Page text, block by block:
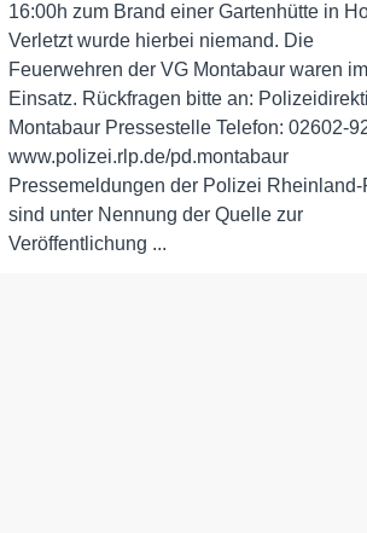
16:00h zum Brand einer Gartenhütte in
Verletzt wurde hierbei niemand. Die
Feuerwehren der VG Montabaur waren im
Einsatz. Rückfragen bitte an:
Montabaur Pressestelle Telefon: 02602-
www.polizei.rlp.de/pd.montabaur
Pressemeldungen der Polizei Rheinland-
sind unter Nennung der Quelle zur
Veröffentlichung ...